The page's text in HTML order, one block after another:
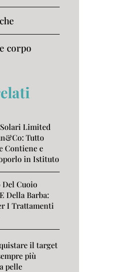
corpo
Limited
Tutto
Contiene e
in Istituto
Del Cuoio
Della Barba:
I Trattamenti
il target
più
pelle